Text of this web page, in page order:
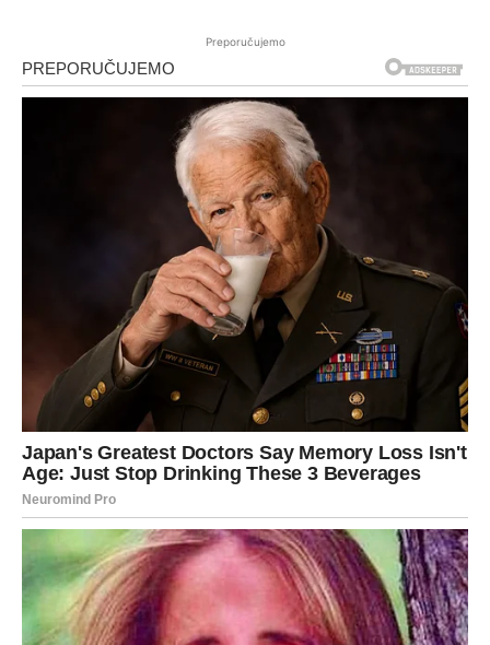
Preporučujemo